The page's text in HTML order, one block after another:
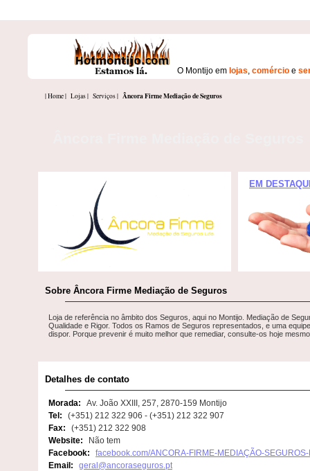
O Montijo em lojas, comércio e
| Home | Lojas | Serviços | Âncora Firme Mediação de Seguros
EM
Sobre Âncora Firme Mediação de Seguros
Loja de referência no âmbito dos Seguros, aqui no Montijo. Mediação de
Qualidade e Rigor. Todos os Ramos de Seguros representados, e uma
dispor. Porque prevenir é muito melhor que remediar, consulte-os hoje
Detalhes de contato
Morada:
Av. João XXIII, 257, 2870-159 Montijo
Tel:
(+351) 212 322 906 - (+351) 212 322 907
Fax:
(+351) 212 322 908
Website:
Não tem
Facebook:
facebook.com/ANCORA-FIRME-MEDIAÇÃO-
Email:
geral@ancoraseguros.pt